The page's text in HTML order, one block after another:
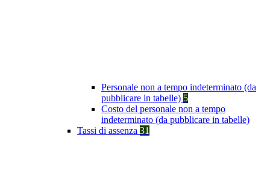
Personale non a tempo indeterminato (da
pubblicare in tabelle) 5
Costo del personale non a tempo
indeterminato (da pubblicare in tabelle)
Tassi di assenza 31